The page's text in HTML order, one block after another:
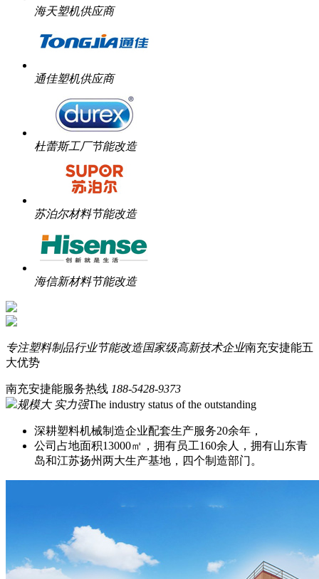
海天塑机供应商
通佳塑机供应商
杜蕾斯工厂节能改造
苏泊尔材料节能改造
海信新材料节能改造
专注塑料制品行业节能改造国家级高新技术企业南充安捷能五
大优势
南充安捷能服务热线 188-5428-9373
规模大 实力强The industry status of the outstanding
深耕塑料机械制造企业配套生产服务20余年，
公司占地面积13000㎡，拥有员工160余人，拥有山东青
岛和江苏扬州两大生产基地，四个制造部门。